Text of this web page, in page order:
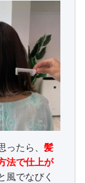
たら、 髪
法で仕上が
風でなびく